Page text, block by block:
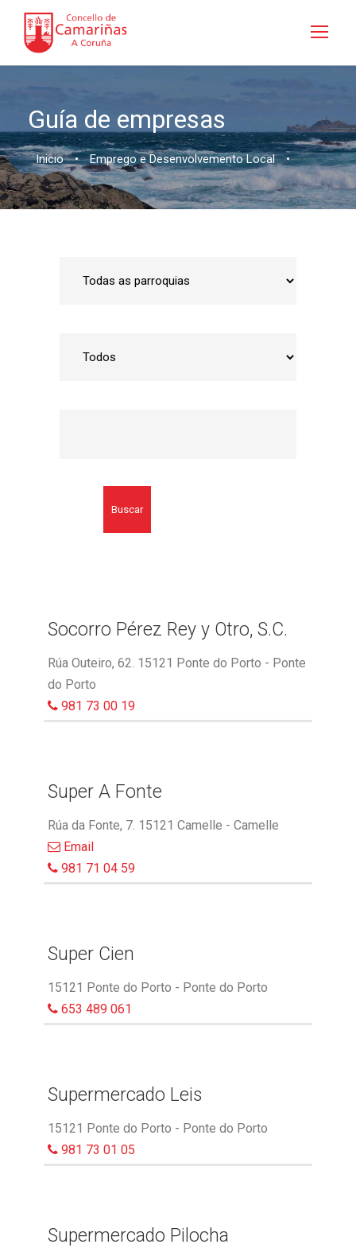
Guía de empresas
Inicio • Emprego e Desenvolvemento Local •
Buscar
Socorro Pérez Rey y Otro, S.C.
Rúa Outeiro, 62. 15121 Ponte do Porto - Ponte
do Porto
981 73 00 19
Super A Fonte
Rúa da Fonte, 7. 15121 Camelle - Camelle
Email
981 71 04 59
Super Cien
15121 Ponte do Porto - Ponte do Porto
653 489 061
Supermercado Leis
15121 Ponte do Porto - Ponte do Porto
981 73 01 05
Supermercado Pilocha